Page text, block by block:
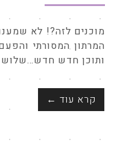
מוכנים לזה?! לא
המרתון המסורתי
ותוכן חדש חדש…שלוש
קרא עוד ←